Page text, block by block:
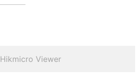
Hikmicro Viewer